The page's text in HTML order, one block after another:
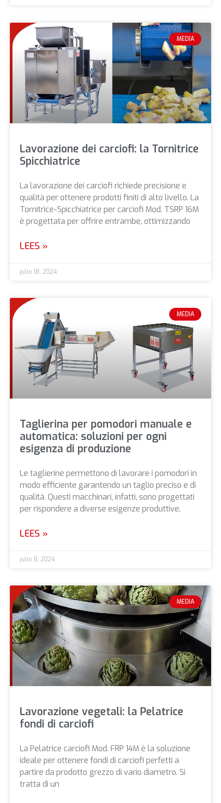
MEDIA
Lavorazione dei carciofi: la Tornitrice
Spicchiatrice
La lavorazione dei carciofi richiede precisione e
qualità per ottenere prodotti finiti di alto livello. La
Tornitrice-Spicchiatrice per carciofi Mod. TSRP 16M
è progettata per offrire entrambe, ottimizzando
LEES »
julio 18, 2024
MEDIA
Taglierina per pomodori manuale e
automatica: soluzioni per ogni
esigenza di produzione
Le taglierine permettono di lavorare i pomodori in
modo efficiente garantendo un taglio preciso e di
qualità. Questi macchinari, infatti, sono progettati
per rispondere a diverse esigenze produttive,
LEES »
julio 8, 2024
MEDIA
Lavorazione vegetali: la Pelatrice
fondi di carciofi
La Pelatrice carciofi Mod. FRP 14M è la soluzione
ideale per ottenere fondi di carciofi perfetti a
partire da prodotto grezzo di vario diametro. Si
tratta di un